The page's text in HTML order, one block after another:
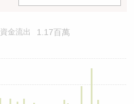
資金流出 1.17百萬